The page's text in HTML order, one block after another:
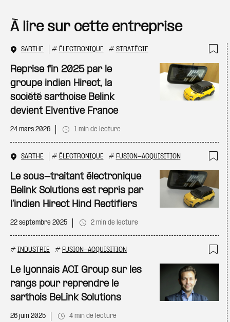
À lire sur cette entreprise
SARTHE # ÉLECTRONIQUE # STRATÉGIE
Reprise fin 2025 par le
groupe indien Hirect, la
société sarthoise Belink
devient Elventive France
24 mars 2026 1 min de lecture
SARTHE # ÉLECTRONIQUE # FUSION-ACQUISITION
Le sous-traitant électronique
Belink Solutions est repris par
l’indien Hirect Hind Rectifiers
22 septembre 2025 2 min de lecture
# INDUSTRIE # FUSION-ACQUISITION
Le lyonnais ACI Group sur les
rangs pour reprendre le
sarthois BeLink Solutions
26 juin 2025 4 min de lecture